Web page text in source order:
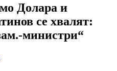
Долара и
се хвалят:
министри“